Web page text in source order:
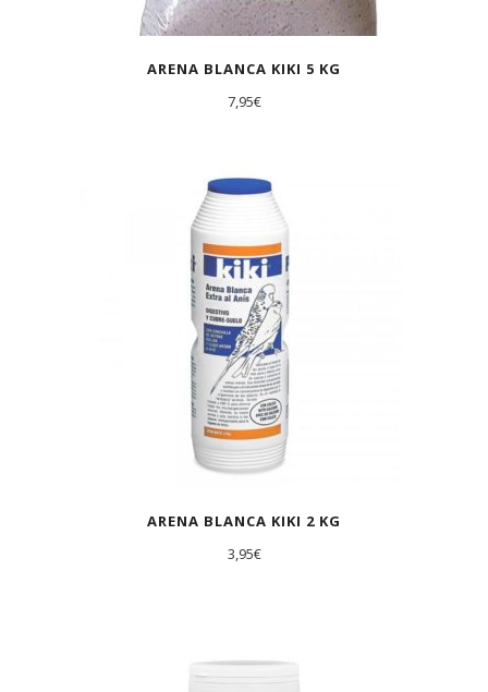
ARENA BLANCA KIKI 5 KG
7,95€
ARENA BLANCA KIKI 2 KG
3,95€